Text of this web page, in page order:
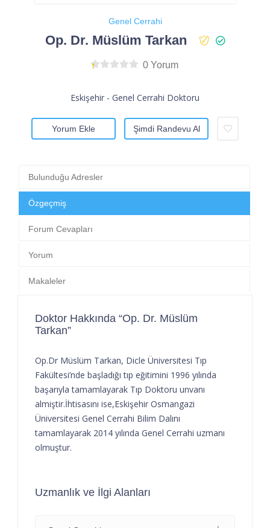
Genel Cerrahi
Op. Dr. Müslüm Tarkan
0 Yorum
Eskişehir - Genel Cerrahi Doktoru
Yorum Ekle Şimdi Randevu Al
Bulunduğu Adresler
Özgeçmiş
Forum Cevapları
Yorum
Makaleler
Doktor Hakkında “Op. Dr. Müslüm
Tarkan”
Op.Dr Müslüm Tarkan, Dicle Üniversitesi Tıp
Fakültesi’nde başladığı tıp eğitimini 1996 yılında
başarıyla tamamlayarak Tıp Doktoru unvanı
almiştir.İhtisasını ise,Eskişehir Osmangazi
Üniversitesi Genel Cerrahi Bilim Dalını
tamamlayarak 2014 yılında Genel Cerrahi uzmanı
olmuştur.
Uzmanlık ve İlgi Alanları